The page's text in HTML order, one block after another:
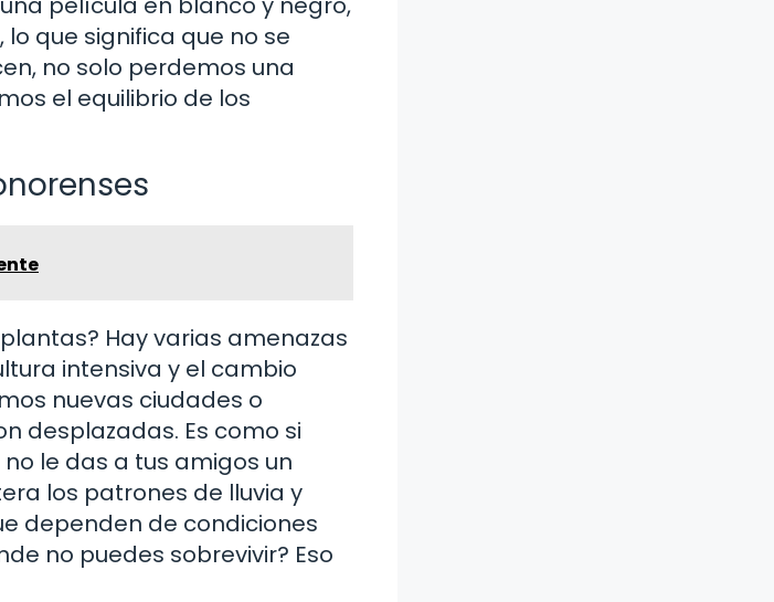
que significa que no se
no solo perdemos una
el equilibrio de los
Hay varias amenazas
intensiva y el cambio
nuevas ciudades o
desplazadas. Es como si
le das a tus amigos un
los patrones de lluvia y
dependen de condiciones
no puedes sobrevivir? Eso